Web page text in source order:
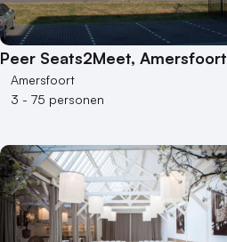
Peer Seats2Meet, Amersfoort
Amersfoort
3 - 75 personen